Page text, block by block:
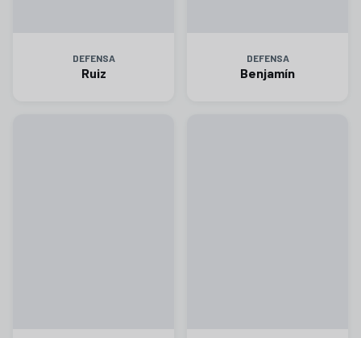
DEFENSA
Ruiz
DEFENSA
Benjamín